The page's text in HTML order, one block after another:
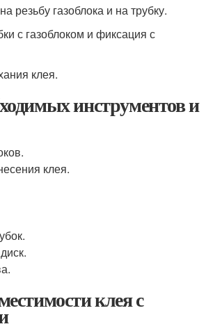
резьбу газоблока и на трубку.
с газоблоком и фиксация с
клея.
инструментов и
клея.
клея с